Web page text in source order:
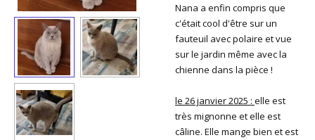
Nana a enfin compris que
c'était cool d'être sur un
fauteuil avec polaire et vue
sur le jardin même avec la
chienne dans la pièce !
le 26 janvier 2025 : elle est
très mignonne et elle est
câline. Elle mange bien et est